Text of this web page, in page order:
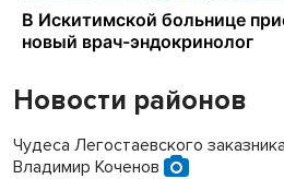
Новости районов
Чудеса Легостаевского
Владимир Коченов